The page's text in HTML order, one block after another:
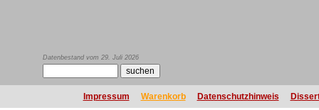
Datenbestand vom 29. Juli 2026
Impressum Warenkorb Datenschutzhinweis